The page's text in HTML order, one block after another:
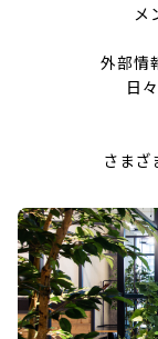
メ
外部情
日
さまざ